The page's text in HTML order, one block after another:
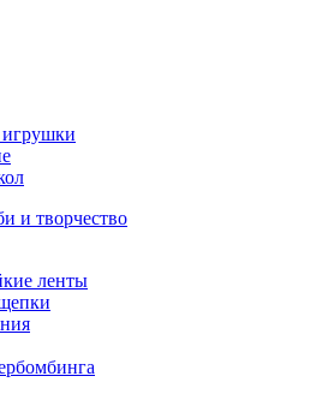
игрушки
и творчество
ленты